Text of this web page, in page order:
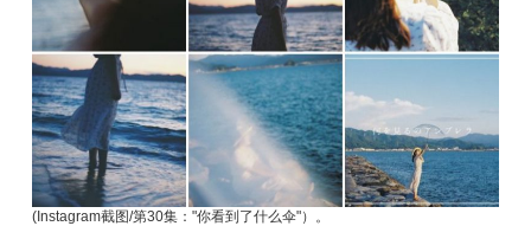
(Instagram截图/第30集："你看到了什么伞"）。